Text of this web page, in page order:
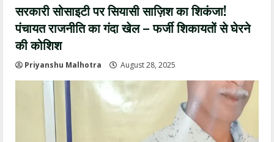
सरकारी सोसाइटी पर सियासी साज़िश का शिकंजा!
पंचायत राजनीति का गंदा खेल – फर्जी शिकायतों से घेरने
की कोशिश
Priyanshu Malhotra August 28, 2025